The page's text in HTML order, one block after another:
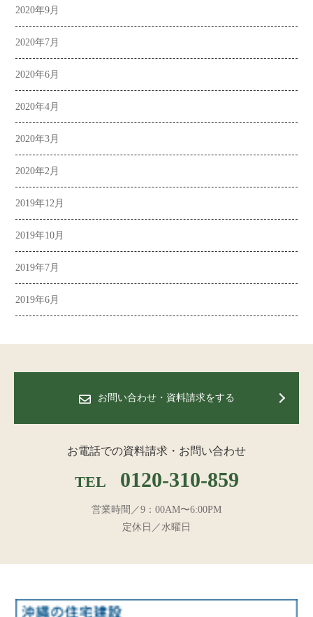
2020年9月
2020年7月
2020年6月
2020年4月
2020年3月
2020年2月
2019年12月
2019年10月
2019年7月
2019年6月
お問い合わせ・資料請求をする
お電話での資料請求・お問い合わせ
TEL 0120-310-859
営業時間／9：00AM〜6:00PM
定休日／水曜日